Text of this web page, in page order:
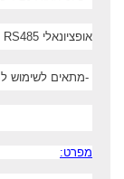
אופציונאלי RS485
-מתאים לשימוש
מפרט: